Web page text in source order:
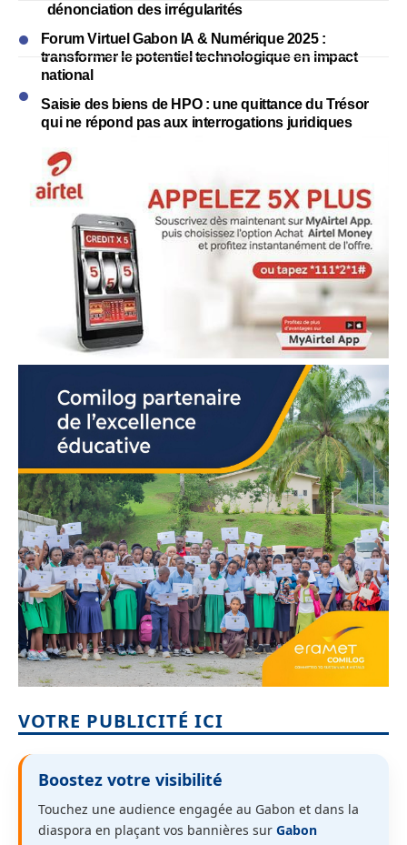
dénonciation des irrégularités
Forum Virtuel Gabon IA & Numérique 2025 :
transformer le potentiel technologique en impact
national
Saisie des biens de HPO : une quittance du Trésor
qui ne répond pas aux interrogations juridiques
VOTRE PUBLICITÉ ICI
Boostez votre visibilité
Touchez une audience engagée au Gabon et dans la
diaspora en plaçant vos bannières sur Gabon